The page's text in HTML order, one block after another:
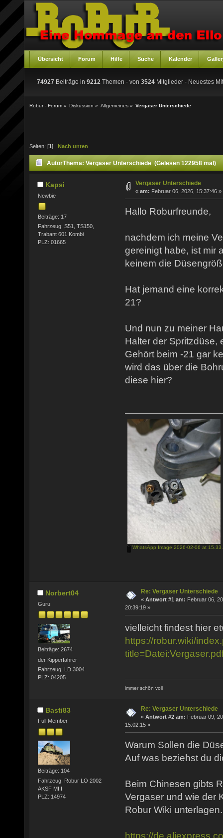
Übersicht Forum Hilfe Suche Kalender
74927 Beiträge in 9212 Themen - von 3524 Mitglieder - Neuestes
Robur - Forum » Diskussion » Allgemeines » Vergaser Unterschiede
Seiten: [1 ] Nach unten
AutorThema: Vergaser Unterschiede (Gelesen 122958 mal)
Kapsi
Newbie
Beiträge: 17
Fahrzeug: S51, TS150,
Trabant 601 Kombi
PLZ: 01665
Vergaser Unterschiede
« am: Februar 06, 2026, 15:37:46 »
Hallo Roburfreunde,
nachdem ich meine
gereinigt habe, ist mir
keinem die
Hat jemand eine
21?
Und nun zu meiner
Halter der Spritzdüse,
Gehört beim -21 gar
wird das über die
diese hier?
WhatsApp Image 2026-02-06 at
Norbert04
Guru
Beiträge: 2674
der Kipperfahrer
Fahrzeug: LD 3004
PLZ: 04205
Re: Vergaser Unterschiede
« Antwort #1 am: Februar 06,
20:39:19 »
vielleicht findest hier
https://robur.wiki/
immer schön voll
Basti83
Full Member
Beiträge: 104
Fahrzeug: Robur LO 2002
AKSF MIII
PLZ: 14974
Re: Vergaser Unterschiede
« Antwort #2 am: Februar 09,
15:02:15 »
Warum Sollen die
Auf was beziehst du
Beim Chinesen gibts
Vergaser und wie der
Robur Wiki unterlagen.
https://